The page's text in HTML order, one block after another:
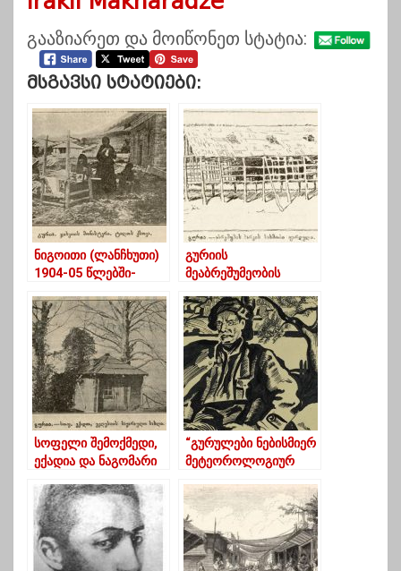
გააზიარეთ და მოიწონეთ სტატია:
Მსგავსი Სტატიები:
ნიგოითი (ლანჩხუთი)
1904-05 წლებში-
გურიის
მეაბრეშუმეობის
სავაჭრო-სამრეწველო
ამხანაგობა
„შუამავალი“
სოფელი შემოქმედი,
ექადია და ნაგომარი
საუკუნეში(ფოტოამბავ
ი)
“გურულები ნებისმიერ
მეტეოროლოგიურ
ნიშანს ხედავენ”